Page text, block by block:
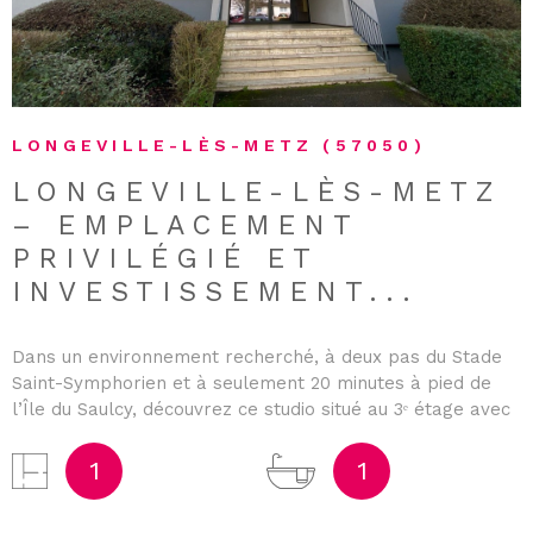
LONGEVILLE-LÈS-METZ (57050)
LONGEVILLE-LÈS-METZ
– EMPLACEMENT
PRIVILÉGIÉ ET
INVESTISSEMENT...
Dans un environnement recherché, à deux pas du Stade
Saint-Symphorien et à seulement 20 minutes à pied de
l’Île du Saulcy, découvrez ce studio situé au 3ᵉ étage avec
entretenue. Vous pourrez également rejoindre facilement
le centre-ville de Metz en longeant le Plan d’Eau, un
1 1